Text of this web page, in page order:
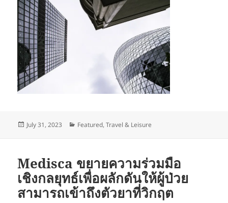
Posted
July 31, 2023 Categories
Featured,Travel & Leisure
Medisca ขยายความร่วมมือ
เชิงกลยุทธ์เพื่อผลักดันให้ผู้ป่วย
สามารถเข้าถึงตัวยาที่วิกฤต